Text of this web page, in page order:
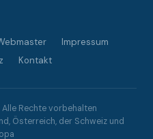
Impressum
Kontakt
Rechte vorbehalten
Österreich, der Schweiz und